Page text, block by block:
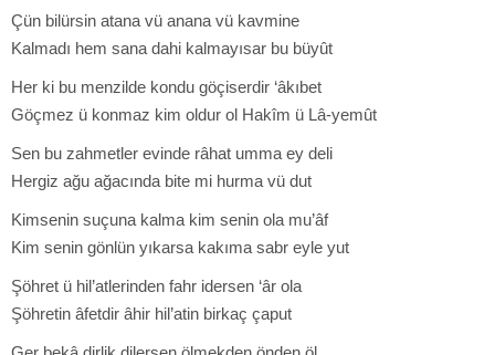
Çün bilürsin atana vü anana vü kavmine
Kalmadı hem sana dahi kalmayısar bu büyût
Her ki bu menzilde kondu göçiserdir ‘âkıbet
Göçmez ü konmaz kim oldur ol Hakîm ü Lâ-yemût
Sen bu zahmetler evinde râhat umma ey deli
Hergiz ağu ağacında bite mi hurma vü dut
Kimsenin suçuna kalma kim senin ola mu’âf
Kim senin gönlün yıkarsa kakıma sabr eyle yut
Şöhret ü hil’atlerinden fahr idersen ‘âr ola
Şöhretin âfetdir âhir hil’atin birkaç çaput